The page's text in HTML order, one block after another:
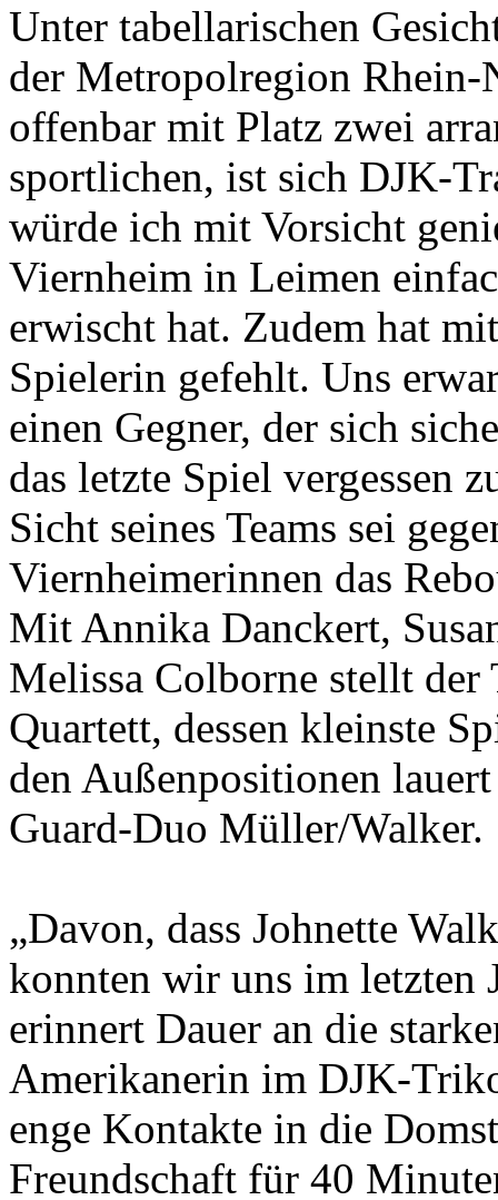
Unter tabellarischen
der Metropolregion Rhein-
offenbar mit Platz zwei
sportlichen, ist sich DJK-
würde ich mit Vorsicht
Viernheim in Leimen
erwischt hat. Zudem hat
Spielerin gefehlt. Uns
einen Gegner, der sich
das letzte Spiel vergessen
Sicht seines Teams sei
Viernheimerinnen das
Mit Annika Danckert,
Melissa Colborne stellt
Quartett, dessen kleinste
den Außenpositionen
Guard-Duo Müller/Walker.
„Davon, dass Johnette
konnten wir uns im letzten
erinnert Dauer an die
Amerikanerin im DJK-
enge Kontakte in die
Freundschaft für 40